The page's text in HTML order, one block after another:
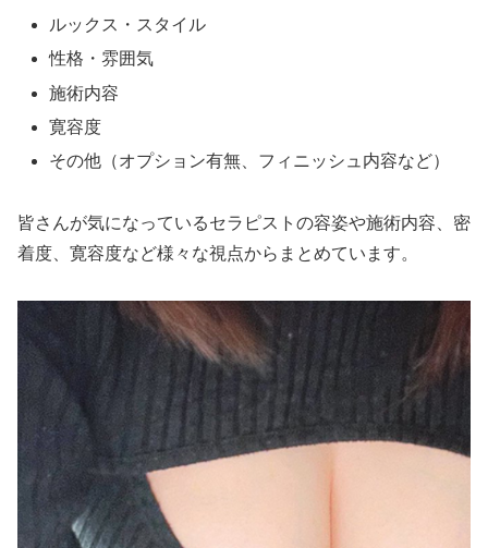
ルックス・スタイル
性格・雰囲気
施術内容
寛容度
その他（オプション有無、フィニッシュ内容など）
皆さんが気になっているセラピストの容姿や施術内容、密
着度、寛容度など様々な視点からまとめています。